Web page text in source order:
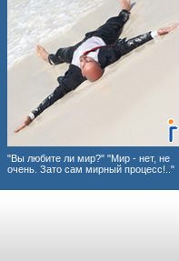
"Вы любите ли мир?" "Мир - нет, не
очень. Зато сам мирный процесс!.."